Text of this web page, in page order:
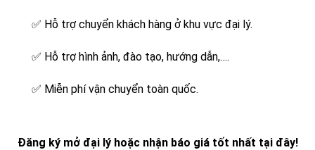
✅ Hỗ trợ chuyển khách hàng ở khu vực đại lý.
✅ Hỗ trợ hình ảnh, đào tạo, hướng dẫn,….
✅ Miễn phí vận chuyển toàn quốc.
Đăng ký mở đại lý hoặc nhận báo giá tốt nhất tại đây!